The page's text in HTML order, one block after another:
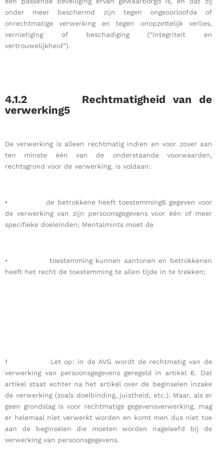
onder meer beschermd zijn tegen ongeoorloofde of
onrechtmatige verwerking en tegen onopzettelijk verlies,
vernietiging of beschadiging (“integriteit en
vertrouwelijkheid”).
4.1.2
Rechtmatigheid van de
verwerking5
De verwerking is alleen rechtmatig indien en voor zover aan
ten minste één van de onderstaande voorwaarden,
rechtsgrond voor de verwerking, is voldaan:
• de betrokkene heeft toestemming6 gegeven voor
de verwerking van zijn persoonsgegevens voor één of meer
specifieke doeleinden; Mentalmints moet de
• toestemming kunnen aantonen en betrokkenen
heeft het recht de toestemming te allen tijde in te trekken;
1 Let op: in de AVG wordt de rechtmatig van de
verwerking van persoonsgegevens geregeld in artikel 6. Dat
artikel staat echter na het artikel over de beginselen inzake
de verwerking (zoals doelbinding, juistheid, etc.). Maar, als er
geen grondslag is voor rechtmatige gegevensverwerking, mag
er helemaal niet verwerkt worden en komt men dus niet toe
aan de beginselen die moeten worden nageleefd bij de
verwerking van persoonsgegevens.